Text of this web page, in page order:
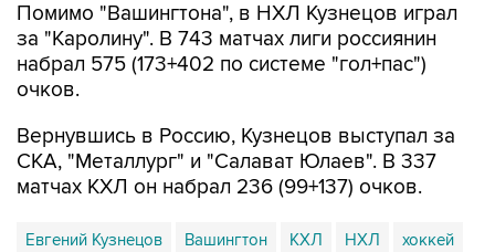
Помимо "Вашингтона", в НХЛ Кузнецов играл
за "Каролину". В 743 матчах лиги россиянин
набрал 575 (173+402 по системе "гол+пас")
очков.
Вернувшись в Россию, Кузнецов выступал за
СКА, "Металлург" и "Салават Юлаев". В 337
матчах КХЛ он набрал 236 (99+137) очков.
Евгений Кузнецов Вашингтон КХЛ НХЛ хоккей